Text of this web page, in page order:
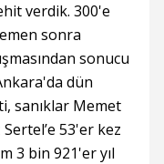
verdik. 300'e
sonra
sonucu
dün
sanıklar Memet
53'er kez
3 bin 921'er yıl